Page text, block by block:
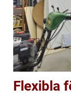
Flexibla